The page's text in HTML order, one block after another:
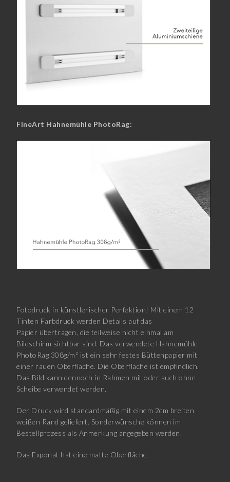
FineArt Hahnemühle PhotoRag:
Fotodruck in künstlerischer Perfektion! Mit einem 12
Tinten Farbdruck werden Details auf das
Papier übertragen, die teilweise nicht einmal am
Bildschirm sichtbar sind. Das verwendete Hahnemühle
PhotoRag 308g/m² ist ein sehr festes Büttenpapier mit
einer rauen Oberfläche. Die Oberfläche ist empfindlich.
Das Bild kann dennoch in Rahmen mit oder auch ohne
Scheibe verwendet werden.
Der Druck wird standardmäßig mit einem 2cm breiten
weißen Rand geliefert. Sonderwünsche können im
Bestellprozess als Anmerkung angegeben werden.
Das Exponat hat eine matte Oberfläche.